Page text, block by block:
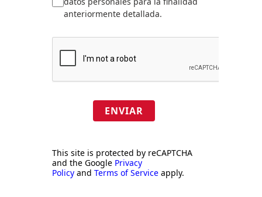
anteriormente detallada.
ENVIAR
This site is protected by reCAPTCHA
and the Google Privacy
Policy and Terms of Service apply.